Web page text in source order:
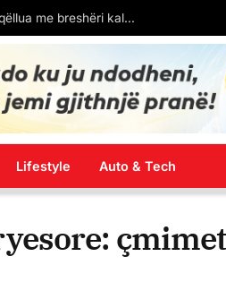
(VIDEO) Shqipja vendoset në tabelën në Tabanoc, por me gabime drejtëshkrimore
Lifestyle Auto & Tech